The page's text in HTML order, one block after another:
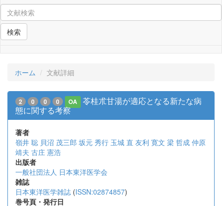
検索
ホーム 文献詳細
2 0 0 0 OA
苓桂朮甘湯が適応となる新たな病
態に関する考察
著者
嶺井 聡 貝沼 茂三郎 坂元 秀行 玉城 直 友利 寛文 梁 哲成 仲原
靖夫 古庄 憲浩
出版者
一般社団法人 日本東洋医学会
雑誌
日本東洋医学雑誌 (ISSN:02874857)
巻号頁・発行日